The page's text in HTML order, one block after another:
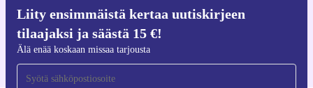
Liity ensimmäistä kertaa uutiskirjeen
tilaajaksi ja säästä 15 €!
Älä enää koskaan missaa tarjousta
iOS:lle ja Androidille